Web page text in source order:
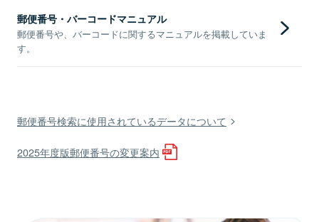
郵便番号・バーコードマニュアル
郵便番号や、バーコードに関するマニュアルを掲載していま
す。
郵便番号検索に使用されているデータについて
2025年度版郵便番号の変更案内